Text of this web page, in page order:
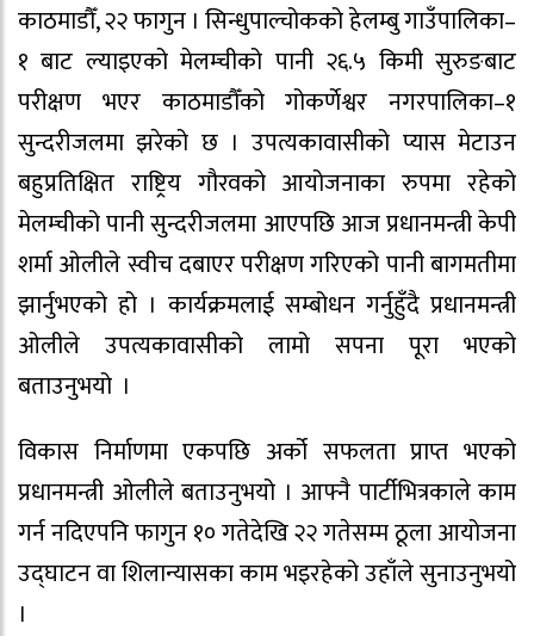
काठमाडौँ, २२ फागुन । सिन्धुपाल्चोकको हेलम्बु गाउँपालिका–
१ बाट ल्याइएको मेलम्चीको पानी २६.५ किमी सुरुङबाट
परीक्षण भएर काठमाडौँको गोकर्णेश्वर नगरपालिका–१
सुन्दरीजलमा झरेको छ । उपत्यकावासीको प्यास मेटाउन
बहुप्रतिक्षित राष्ट्रिय गौरवको आयोजनाका रुपमा रहेको
मेलम्चीको पानी सुन्दरीजलमा आएपछि आज प्रधानमन्त्री केपी
शर्मा ओलीले स्वीच दबाएर परीक्षण गरिएको पानी बागमतीमा
झार्नुभएको हो । कार्यक्रमलाई सम्बोधन गर्नुहुँदै प्रधानमन्त्री
ओलीले उपत्यकावासीको लामो सपना पूरा भएको
बताउनुभयो ।
विकास निर्माणमा एकपछि अर्को सफलता प्राप्त भएको
प्रधानमन्त्री ओलीले बताउनुभयो । आफ्नै पार्टीभित्रकाले काम
गर्न नदिएपनि फागुन १० गतेदेखि २२ गतेसम्म ठूला आयोजना
उद्घाटन वा शिलान्यासका काम भइरहेको उहाँले सुनाउनुभयो
।